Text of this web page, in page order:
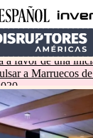
a favor de una
a Marruecos